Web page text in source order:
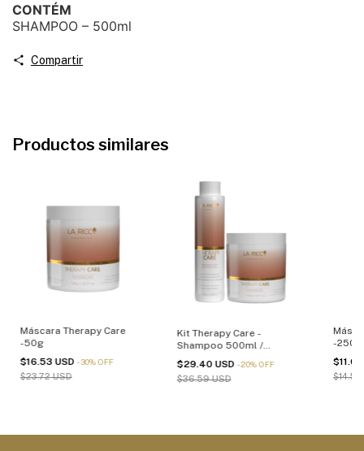
CONTÉM
SHAMPOO – 500ml
Compartir
Productos similares
Máscara Therapy Care
-50g
$16.53 USD -30%OFF
$23.72 USD
Kit Therapy Care -
Shampoo 500ml /
$29.40 USD -20%OFF
$36.59 USD
-250g
$14.53